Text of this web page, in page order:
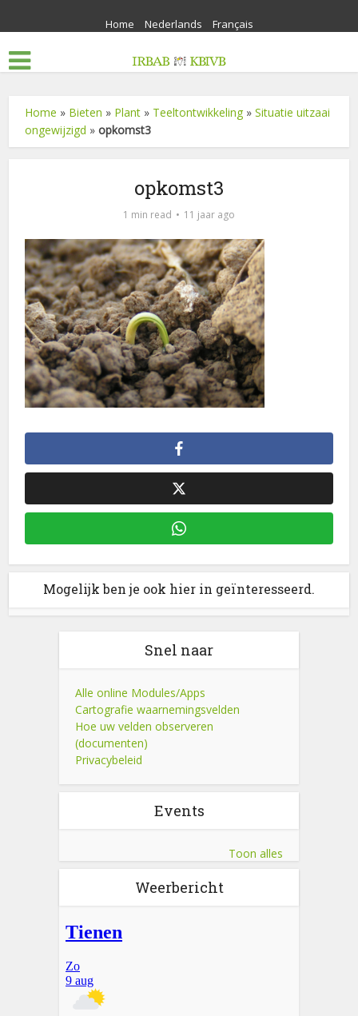
Home Nederlands Français
Home » Bieten » Plant » Teeltontwikkeling »Situatie uitzaai
ongewijzigd »opkomst3
opkomst3
1 min read 11 jaar ago
Mogelijk ben je ook hier in geïnteresseerd.
Snel naar
Alle online Modules/Apps
Cartografie waarnemingsvelden
Hoe uw velden observeren
(documenten)
Privacybeleid
Events
Toon alles
Weerbericht